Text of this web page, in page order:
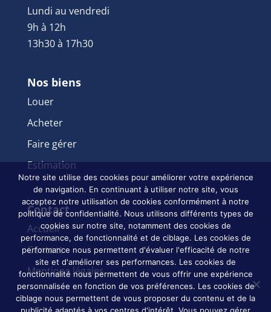
Lundi au vendredi
9h à 12h
13h30 à 17h30
Nos biens
Louer
Acheter
Faire gérer
Estimation
Contact
Accueil
Contact
Mentions légales
Notre site utilise des cookies pour améliorer votre expérience
de navigation. En continuant à utiliser notre site, vous
acceptez notre utilisation de cookies conformément à notre
politique de confidentialité. Nous utilisons différents types de
cookies sur notre site, notamment des cookies de
performance, de fonctionnalité et de ciblage. Les cookies de
performance nous permettent d'évaluer l'efficacité de notre
site et d'améliorer ses performances. Les cookies de
fonctionnalité nous permettent de vous offrir une expérience
personnalisée en fonction de vos préférences. Les cookies de
ciblage nous permettent de vous proposer du contenu et de la